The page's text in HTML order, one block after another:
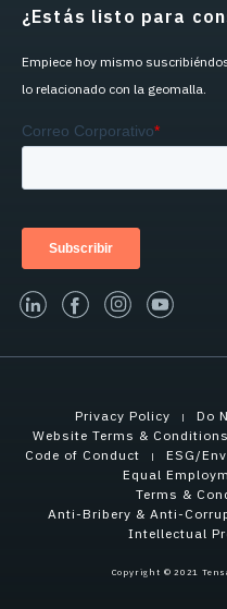
¿Estás listo para
Empiece hoy mismo
lo relacionado con la geomalla.
linked-infacebook
instagram
Privacy Policy
Do
Website Terms & Conditions
Code of Conduct
ESG/
Equal
Terms &
Anti-Bribery & Anti-
Intellectual
Copyright © 2021